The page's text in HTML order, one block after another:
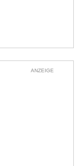
ANZEIGE